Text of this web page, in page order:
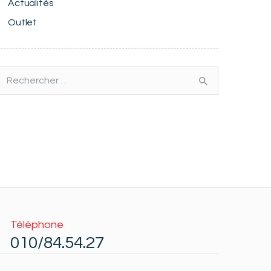
Actualités
Outlet
Téléphone
010/84.54.27